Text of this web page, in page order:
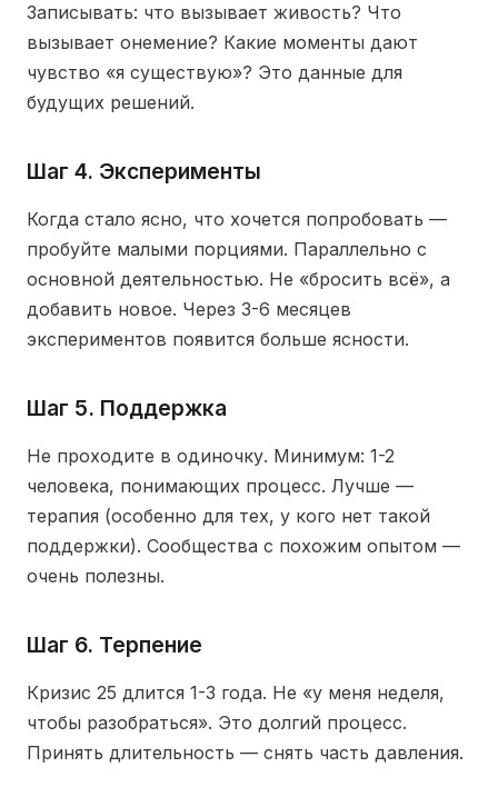
Записывать: что вызывает живость? Что
вызывает онемение? Какие моменты дают
чувство «я существую»? Это данные для
будущих решений.
Шаг 4. Эксперименты
Когда стало ясно, что хочется попробовать —
пробуйте малыми порциями. Параллельно с
основной деятельностью. Не «бросить всё», а
добавить новое. Через 3-6 месяцев
экспериментов появится больше ясности.
Шаг 5. Поддержка
Не проходите в одиночку. Минимум: 1-2
человека, понимающих процесс. Лучше —
терапия (особенно для тех, у кого нет такой
поддержки). Сообщества с похожим опытом —
очень полезны.
Шаг 6. Терпение
Кризис 25 длится 1-3 года. Не «у меня неделя,
чтобы разобраться». Это долгий процесс.
Принять длительность — снять часть давления.